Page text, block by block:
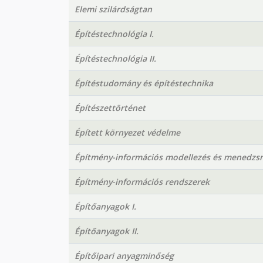
Elemi szilárdságtan
Építéstechnológia I.
Építéstechnológia II.
Építéstudomány és építéstechnika
Építészettörténet
Épített környezet védelme
Építmény-információs modellezés és
Építmény-információs rendszerek
Építőanyagok I.
Építőanyagok II.
Építőipari anyagminőség